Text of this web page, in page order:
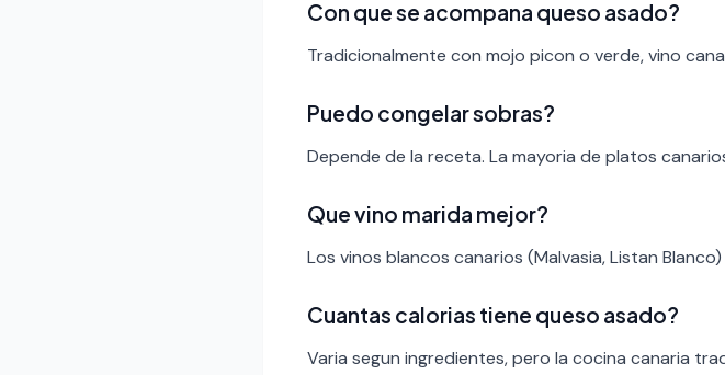
Con que se acompana queso asado?
Tradicionalmente con mojo picon o verde, vino
Puedo congelar sobras?
Depende de la receta. La mayoria de platos
Que vino marida mejor?
Los vinos blancos canarios (Malvasia, Listan
Cuantas calorias tiene queso asado?
Varia segun ingredientes, pero la cocina canaria